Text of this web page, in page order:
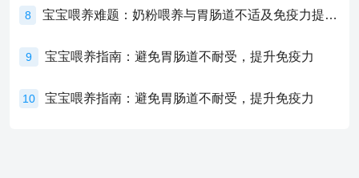
8 宝宝喂养难题：奶粉喂养与胃肠道不适及免疫力提升的奥秘
9 宝宝喂养指南：避免胃肠道不耐受，提升免疫力
10 宝宝喂养指南：避免胃肠道不耐受，提升免疫力